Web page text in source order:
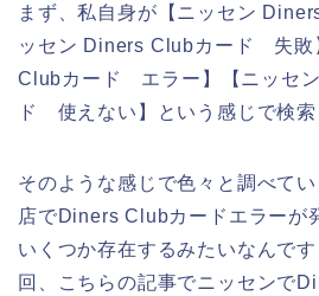
まず、私自身が【ニッセン
ッセン Diners Clubカード 失敗
Clubカード エラー】【ニッセ
ド 使えない】という感じで検索
そのような感じで色々と調べて
店でDiners Clubカードエラーが
いくつか存在するみたいなんで
回、こちらの記事でニッセンで